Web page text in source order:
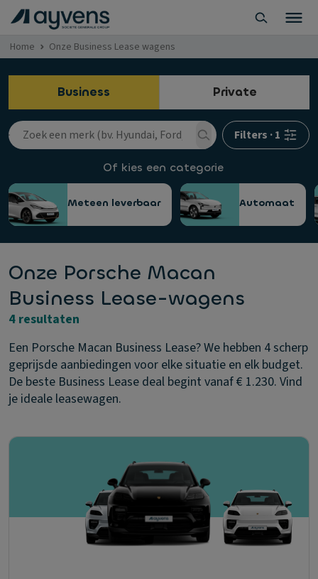
Home Onze Business Lease wagens
Business Private
Filters ·1
Of kies een categorie
Meteen leverbaar Automaat
Onze Porsche Macan
Business Lease-wagens
4 resultaten
Een Porsche Macan Business Lease? We hebben 4 scherp
geprijsde aanbiedingen voor elke situatie en elk budget.
De beste Business Lease deal begint vanaf € 1.230. Vind
je ideale leasewagen.